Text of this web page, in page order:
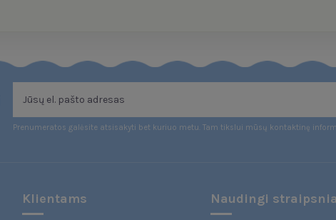
Prenumeratos galėsite atsisakyti bet kuriuo metu. Tam tikslui mūsų kontaktinę
Klientams Naudingi